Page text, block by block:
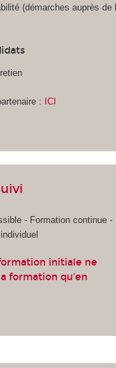
(démarches auprès de l
: ICI
- Formation continue -
initiale ne
formation qu'en